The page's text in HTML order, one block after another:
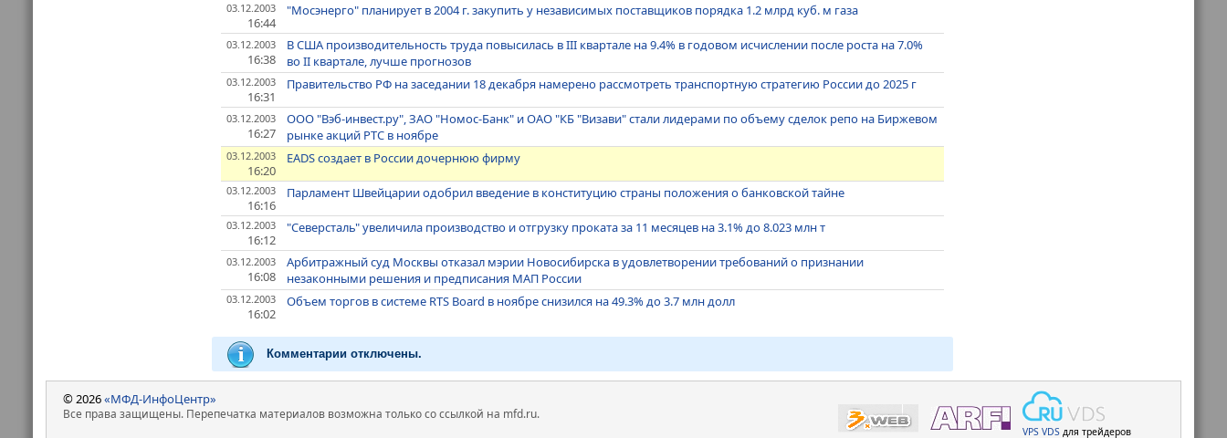
03.12.2003
16:44
"Мосэнерго" планирует в 2004 г. закупить у независимых поставщиков порядка 1.2 млрд куб. м газа
03.12.2003
16:38
В США производительность труда повысилась в III квартале на 9.4% в годовом исчислении после роста на 7.0%
во II квартале, лучше прогнозов
03.12.2003
16:31
Правительство РФ на заседании 18 декабря намерено рассмотреть транспортную стратегию России до 2025 г
03.12.2003
16:27
ООО "Вэб-инвест.ру", ЗАО "Номос-Банк" и ОАО "КБ "Визави" стали лидерами по объему сделок репо на Биржевом
рынке акций РТС в ноябре
03.12.2003
16:20
EADS создает в России дочернюю фирму
03.12.2003
16:16
Парламент Швейцарии одобрил введение в конституцию страны положения о банковской тайне
03.12.2003
16:12
"Северсталь" увеличила производство и отгрузку проката за 11 месяцев на 3.1% до 8.023 млн т
03.12.2003
16:08
Арбитражный суд Москвы отказал мэрии Новосибирска в удовлетворении требований о признании
незаконными решения и предписания МАП России
03.12.2003
16:02
Объем торгов в системе RTS Board в ноябре снизился на 49.3% до 3.7 млн долл
Комментарии отключены.
© 2026«МФД-ИнфоЦентр»
Все права защищены. Перепечатка материалов возможна только со ссылкой на mfd.ru.
VPS VDS для трейдеров